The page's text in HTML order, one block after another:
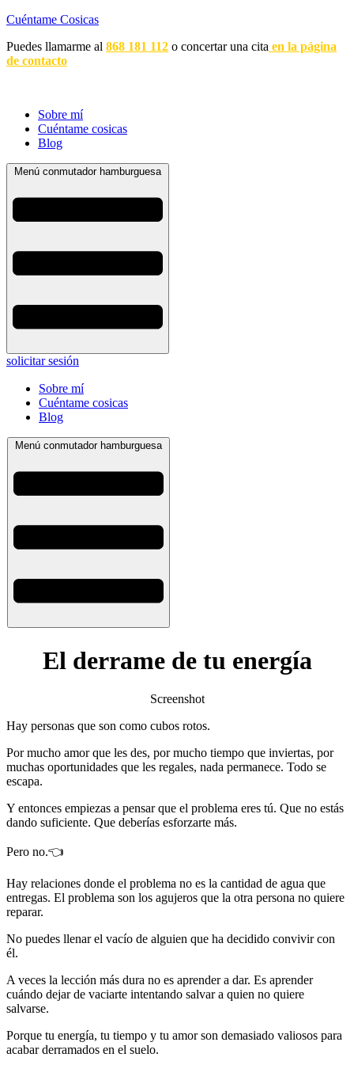
Cuéntame Cosicas
Puedes llamarme al 868 181 112 o concertar una cita en la página
de contacto
Sobre mí
Cuéntame cosicas
Blog
Menú conmutador hamburguesa
solicitar sesión
Sobre mí
Cuéntame cosicas
Blog
Menú conmutador hamburguesa
El derrame de tu energía
Screenshot
Hay personas que son como cubos rotos.
Por mucho amor que les des, por mucho tiempo que inviertas, por
muchas oportunidades que les regales, nada permanece. Todo se
escapa.
Y entonces empiezas a pensar que el problema eres tú. Que no estás
dando suficiente. Que deberías esforzarte más.
Pero no.👈
Hay relaciones donde el problema no es la cantidad de agua que
entregas. El problema son los agujeros que la otra persona no quiere
reparar.
No puedes llenar el vacío de alguien que ha decidido convivir con
él.
A veces la lección más dura no es aprender a dar. Es aprender
cuándo dejar de vaciarte intentando salvar a quien no quiere
salvarse.
Porque tu energía, tu tiempo y tu amor son demasiado valiosos para
acabar derramados en el suelo.